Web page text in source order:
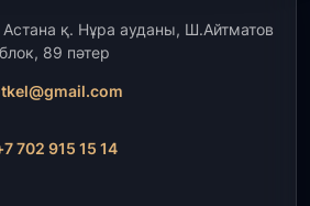
партиясына өз ұсыныстарын
Астана қ. Нұра ауданы, Ш.Айтматов
89 пәтер
702 915 15 14